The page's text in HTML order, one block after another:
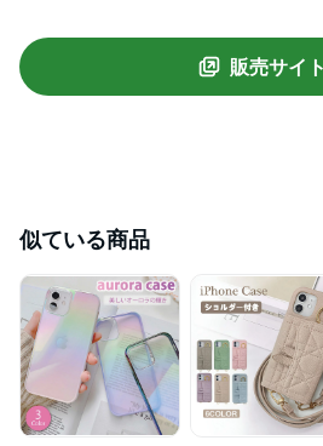
ー ProMax mini プロマックス
iphone 14 ケース
販売サイ
似ている商品